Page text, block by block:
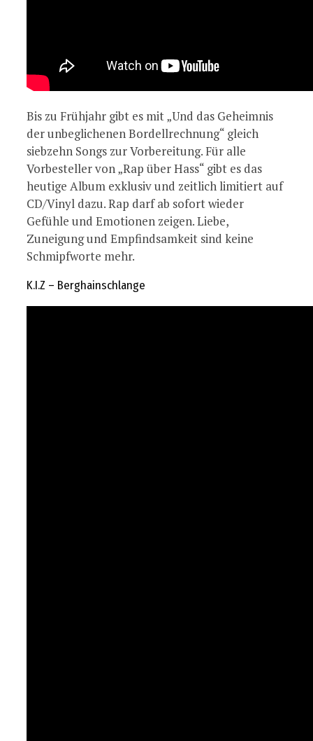
Bis zu Frühjahr gibt es mit „Und das Geheimnis
der unbeglichenen Bordellrechnung“ gleich
siebzehn Songs zur Vorbereitung. Für alle
Vorbesteller von „Rap über Hass“ gibt es das
heutige Album exklusiv und zeitlich limitiert auf
CD/Vinyl dazu. Rap darf ab sofort wieder
Gefühle und Emotionen zeigen. Liebe,
Zuneigung und Empfindsamkeit sind keine
Schmipfworte mehr.
K.I.Z – Berghainschlange